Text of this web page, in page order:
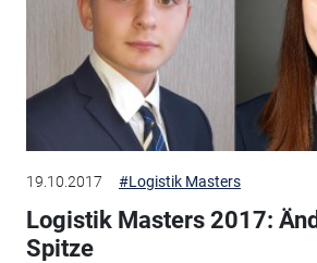
19.10.2017 #Logistik Masters
Logistik Masters 2017:
Spitze